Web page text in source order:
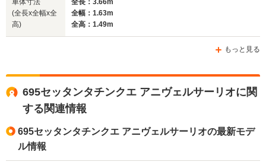
車体寸法
(全長x全幅x全
高)
全長：3.66m
全幅：1.63m
全高：1.49m
もっと見る
695セッタンタチンクエ アニヴェルサーリオに関
する関連情報
695セッタンタチンクエ アニヴェルサーリオの最新モデ
ル情報